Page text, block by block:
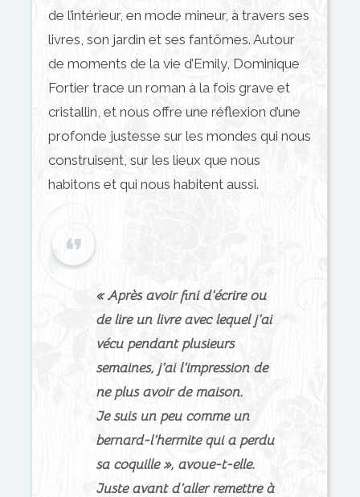
de l’intérieur, en mode mineur, à travers ses
livres, son jardin et ses fantômes. Autour
de moments de la vie d’Emily, Dominique
Fortier trace un roman à la fois grave et
cristallin, et nous offre une réflexion d’une
profonde justesse sur les mondes qui nous
construisent, sur les lieux que nous
habitons et qui nous habitent aussi.
« Après avoir fini d’écrire ou
de lire un livre avec lequel j’ai
vécu pendant plusieurs
semaines, j’ai l’impression de
ne plus avoir de maison.
Je suis un peu comme un
bernard-l’hermite qui a perdu
sa coquille », avoue-t-elle.
Juste avant d’aller remettre à